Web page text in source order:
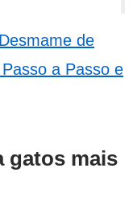
Desmame de
a Passo e
gatos mais